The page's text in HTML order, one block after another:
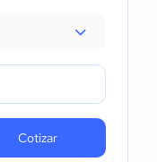
Cotizar